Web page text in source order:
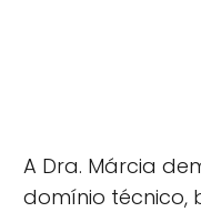
A Dra. Márcia
domínio técnico,